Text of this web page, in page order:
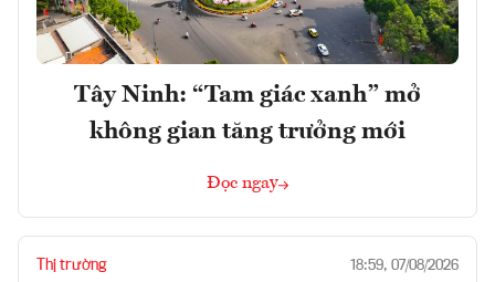
Tây Ninh: “Tam giác xanh” mở
không gian tăng trưởng mới
Đọc ngay
Thị trường 18:59, 07/08/2026